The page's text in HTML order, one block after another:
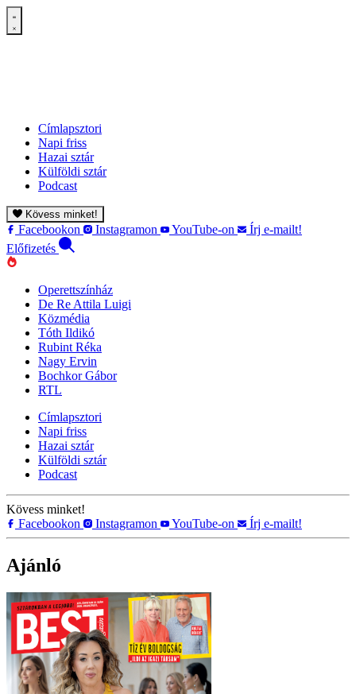
Címlapsztori
Napi friss
Hazai sztár
Külföldi sztár
Podcast
Kövess minket!
Facebookon Instagramon YouTube-on
Írj e-mailt!
Előfizetés
Operettszínház
De Re Attila Luigi
Közmédia
Tóth Ildikó
Rubint Réka
Nagy Ervin
Bochkor Gábor
RTL
Címlapsztori
Napi friss
Hazai sztár
Külföldi sztár
Podcast
Kövess minket!
Facebookon
Instagramon YouTube-on Írj e-mailt!
Ajánló